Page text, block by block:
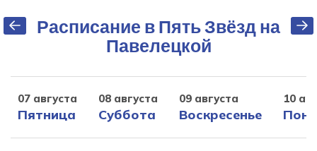
Расписание в Пять Звёзд на
Павелецкой
07 августа
Пятница
08 августа
Суббота
09 августа
Воскресенье
10